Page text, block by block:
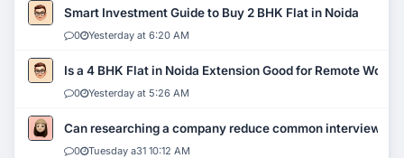
Smart Investment Guide to Buy 2 BHK Flat in Noida
0 Yesterday at 6:20 AM
Is a 4 BHK Flat in Noida Extension Good for Remote Work?
0 Yesterday at 5:26 AM
Can researching a company reduce common interview
0 Tuesday a31 10:12 AM